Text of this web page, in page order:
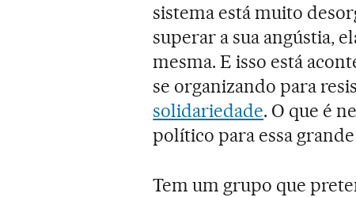
sistema está muito
superar a sua angústia,
mesma. E isso está
se organizando para
solidariedade. O que é
político para essa
Tem um grupo que